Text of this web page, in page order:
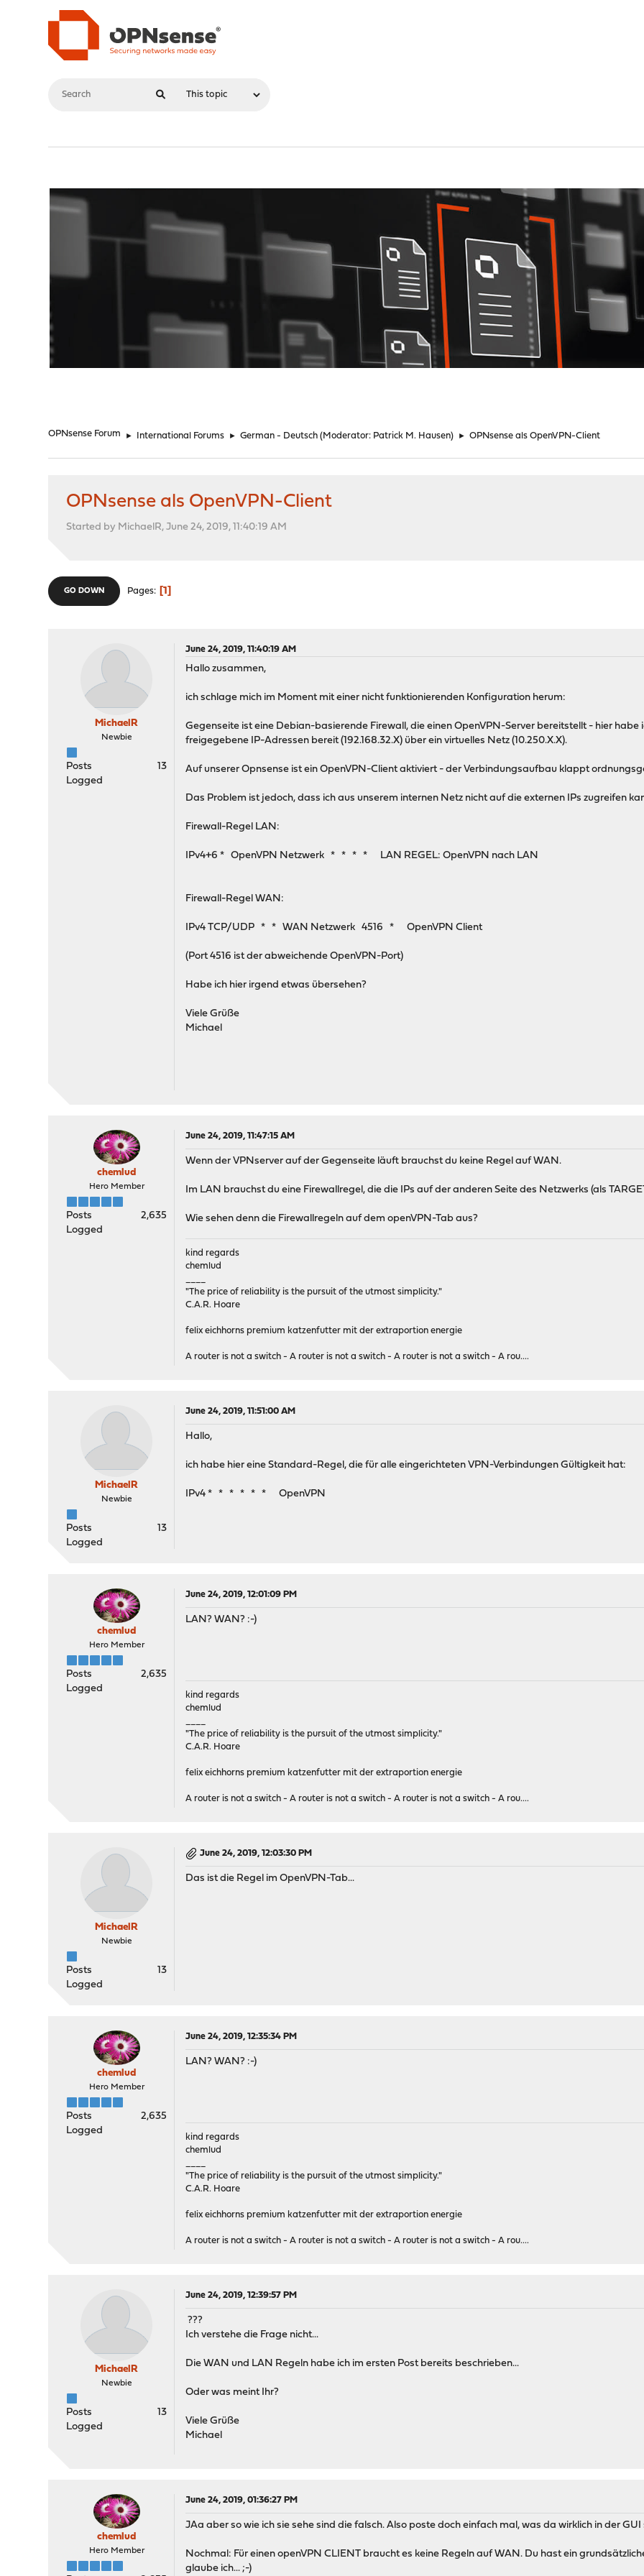
OPNsense Forum ► International Forums ► German - Deutsch (Moderator: Patrick M. Hausen) ► OPNsense als OpenVPN-Client
OPNsense als OpenVPN-Client
Started by MichaelR, June 24, 2019, 11:40:19 AM
GO DOWN Pages 1
MichaelR
Newbie
Posts
13
Logged
June 24, 2019, 11:40:19 AM
Hallo zusammen,
ich schlage mich im Moment mit einer nicht funktionierenden Konfiguration herum:
Gegenseite ist eine Debian-basierende Firewall, die einen OpenVPN-Server bereitstellt - hier
freigegebene IP-Adressen bereit (192.168.32.X) über ein virtuelles Netz (10.250.X.X).
Auf unserer Opnsense ist ein OpenVPN-Client aktiviert - der Verbindungsaufbau klappt
Das Problem ist jedoch, dass ich aus unserem internen Netz nicht auf die externen IPs zugreifen
Firewall-Regel LAN:
IPv4+6 * OpenVPN Netzwerk * * * * LAN REGEL: OpenVPN nach LAN
Firewall-Regel WAN:
IPv4 TCP/UDP * * WAN Netzwerk 4516 * OpenVPN Client
(Port 4516 ist der abweichende OpenVPN-Port)
Habe ich hier irgend etwas übersehen?
Viele Grüße
Michael
chemlud
Hero Member
Posts
2,635
Logged
June 24, 2019, 11:47:15 AM
Wenn der VPNserver auf der Gegenseite läuft brauchst du keine Regel auf WAN.
Im LAN brauchst du eine Firewallregel, die die IPs auf der anderen Seite des Netzwerks (als
Wie sehen denn die Firewallregeln auf dem openVPN-Tab aus?
kind regards
chemlud
"The price of reliability is the pursuit of the utmost simplicity."
C.A.R. Hoare
felix eichhorns premium katzenfutter mit der extraportion energie
A router is not a switch - A router is not a switch - A router is not a switch - A rou....
MichaelR
Newbie
Posts
13
Logged
June 24, 2019, 11:51:00 AM
Hallo,
ich habe hier eine Standard-Regel, die für alle eingerichteten VPN-Verbindungen Gültigkeit hat:
IPv4 * * * * * * OpenVPN
chemlud
Hero Member
Posts
2,635
Logged
June 24, 2019, 12:01:09 PM
LAN? WAN? :-)
kind regards
chemlud
"The price of reliability is the pursuit of the utmost simplicity."
C.A.R. Hoare
felix eichhorns premium katzenfutter mit der extraportion energie
A router is not a switch - A router is not a switch - A router is not a switch - A rou....
MichaelR
Newbie
Posts
13
Logged
June 24, 2019, 12:03:30 PM
Das ist die Regel im OpenVPN-Tab...
chemlud
Hero Member
Posts
2,635
Logged
June 24, 2019, 12:35:34 PM
LAN? WAN? :-)
kind regards
chemlud
"The price of reliability is the pursuit of the utmost simplicity."
C.A.R. Hoare
felix eichhorns premium katzenfutter mit der extraportion energie
A router is not a switch - A router is not a switch - A router is not a switch - A rou....
MichaelR
Newbie
Posts
13
Logged
June 24, 2019, 12:39:57 PM
???
Ich verstehe die Frage nicht...
Die WAN und LAN Regeln habe ich im ersten Post bereits beschrieben...
Oder was meint Ihr?
Viele Grüße
Michael
chemlud
Hero Member
June 24, 2019, 01:36:27 PM
JAa aber so wie ich sie sehe sind die falsch. Also poste doch einfach mal, was da wirklich in der GUI
Nochmal: Für einen openVPN CLIENT braucht es keine Regeln auf WAN. Du hast ein
glaube ich... ;-)